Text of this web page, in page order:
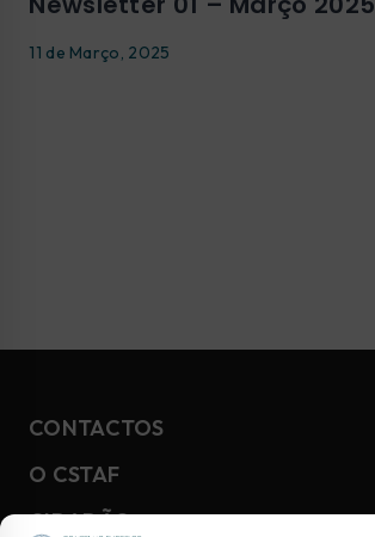
11 de Março, 2025
CONTACTOS
O CSTAF
CIDADÃO